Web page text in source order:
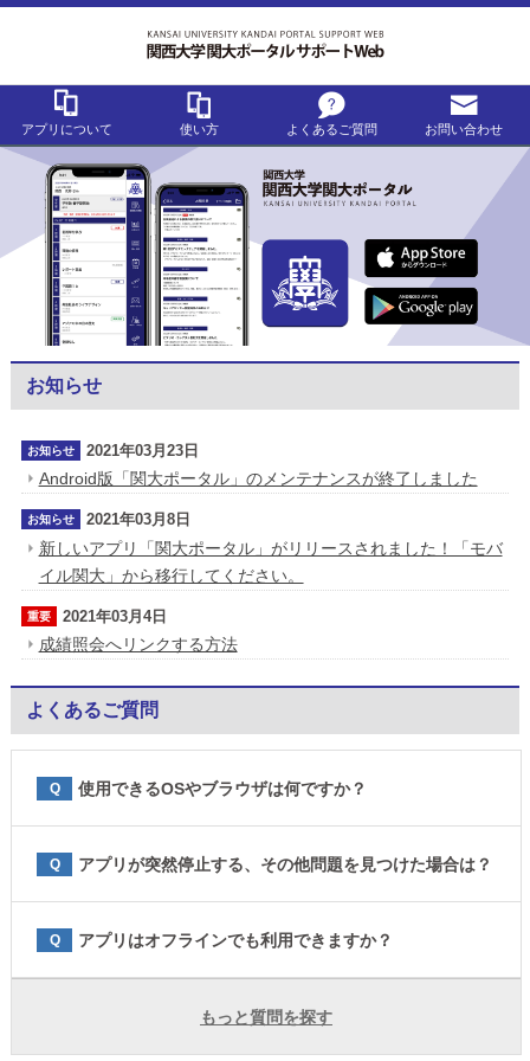
アプリについて 使い方 よくあるご質問 お問い合わせ
お知らせ
お知らせ 2021年03月23日
Android版「関大ポータル」のメンテナンスが終了しました
お知らせ 2021年03月8日
新しいアプリ「関大ポータル」がリリースされました！「モバ
イル関大」から移行してください。
重要 2021年03月4日
成績照会へリンクする方法
よくあるご質問
Q 使用できるOSやブラウザは何ですか？
Q アプリが突然停止する、その他問題を見つけた場合は？
Q アプリはオフラインでも利用できますか？
もっと質問を探す